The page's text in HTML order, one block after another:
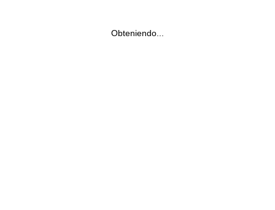
Obteniendo...